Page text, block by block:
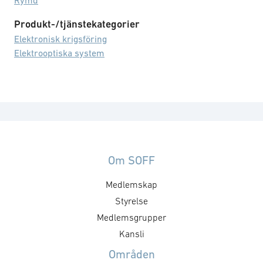
Produkt-/tjänstekategorier
Elektronisk krigsföring
Elektrooptiska system
Om SOFF
Medlemskap
Styrelse
Medlemsgrupper
Kansli
Områden